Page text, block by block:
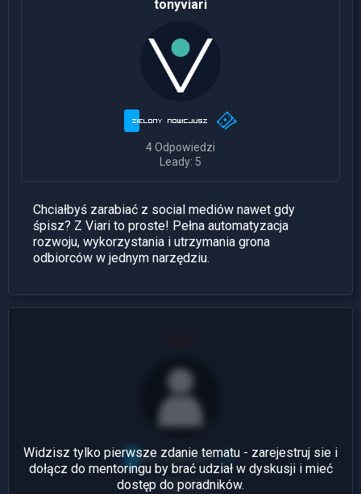
tonyviari
4 Odpowiedzi
Leady: 5
Chciałbyś zarabiać z social mediów nawet gdy
śpisz? Z Viari to proste! Pełna automatyzacja
rozwoju, wykorzystania i utrzymania grona
odbiorców w jednym narzędziu.
1 Odpowiedź
Widzisz tylko pierwsze zdanie tematu - zarejestruj sie i
dołącz do mentoringu by brać udział w dyskusji i mieć
dostęp do poradników.